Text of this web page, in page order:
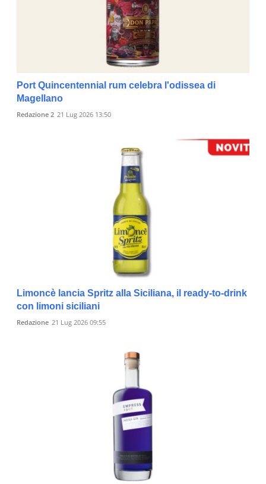
Port Quincentennial rum celebra l'odissea di
Magellano
Redazione 2 21 Lug 2026 13:50
Limoncè lancia Spritz alla Siciliana, il ready-to-drink
con limoni siciliani
Redazione 21 Lug 2026 09:55